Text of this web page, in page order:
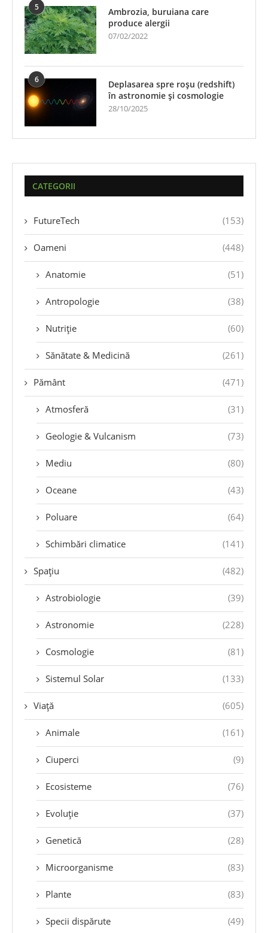
5
Ambrozia, buruiana care
produce alergii
07/02/2022
6
Deplasarea spre roșu (redshift)
în astronomie și cosmologie
28/10/2025
CATEGORII
FutureTech (153)
Oameni (448)
Anatomie (51)
Antropologie (38)
Nutriție (60)
Sănătate & Medicină (261)
Pământ (471)
Atmosferă (31)
Geologie & Vulcanism (73)
Mediu (80)
Oceane (43)
Poluare (64)
Schimbări climatice (141)
Spațiu (482)
Astrobiologie (39)
Astronomie (228)
Cosmologie (81)
Sistemul Solar (133)
Viață (605)
Animale (161)
Ciuperci (9)
Ecosisteme (76)
Evoluție (37)
Genetică (28)
Microorganisme (83)
Plante (83)
Specii dispărute (49)